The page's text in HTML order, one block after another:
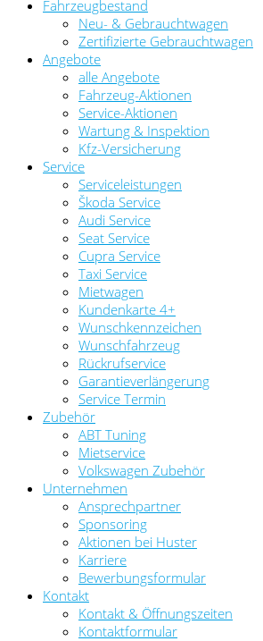
Fahrzeugbestand
Neu- & Gebrauchtwagen
Zertifizierte Gebrauchtwagen
Angebote
alle Angebote
Fahrzeug-Aktionen
Service-Aktionen
Wartung & Inspektion
Kfz-Versicherung
Service
Serviceleistungen
Škoda Service
Audi Service
Seat Service
Cupra Service
Taxi Service
Mietwagen
Kundenkarte 4+
Wunschkennzeichen
Wunschfahrzeug
Rückrufservice
Garantieverlängerung
Service Termin
Zubehör
ABT Tuning
Mietservice
Volkswagen Zubehör
Unternehmen
Ansprechpartner
Sponsoring
Aktionen bei Huster
Karriere
Bewerbungsformular
Kontakt
Kontakt & Öffnungszeiten
Kontaktformular